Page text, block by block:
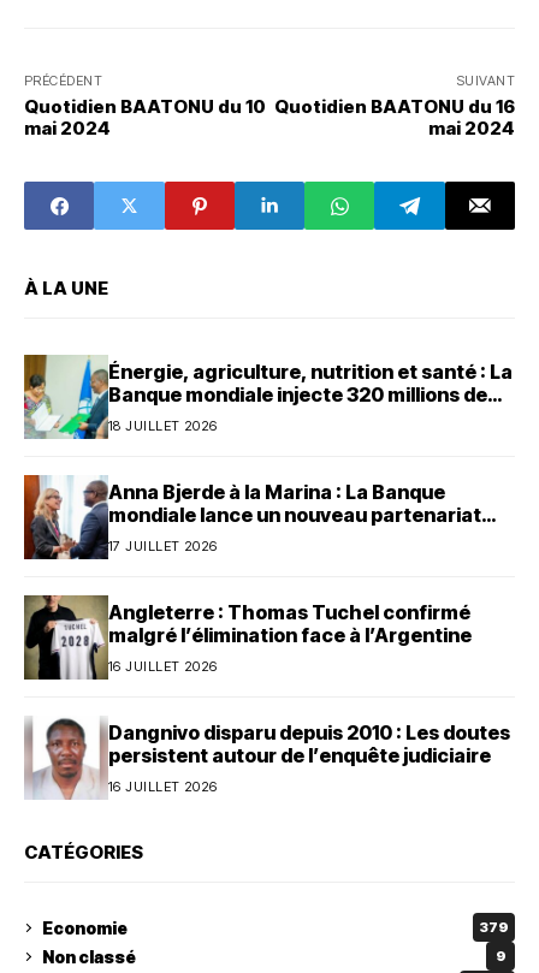
PRÉCÉDENT
Quotidien BAATONU du 10
mai 2024
SUIVANT
Quotidien BAATONU du 16
mai 2024
À LA UNE
Énergie, agriculture, nutrition et santé : La
Banque mondiale injecte 320 millions de
dollars au Bénin
18 JUILLET 2026
Anna Bjerde à la Marina : La Banque
mondiale lance un nouveau partenariat
avec le Bénin
17 JUILLET 2026
Angleterre : Thomas Tuchel confirmé
malgré l’élimination face à l’Argentine
16 JUILLET 2026
Dangnivo disparu depuis 2010 : Les doutes
persistent autour de l’enquête judiciaire
16 JUILLET 2026
CATÉGORIES
Economie 379
Non classé 9